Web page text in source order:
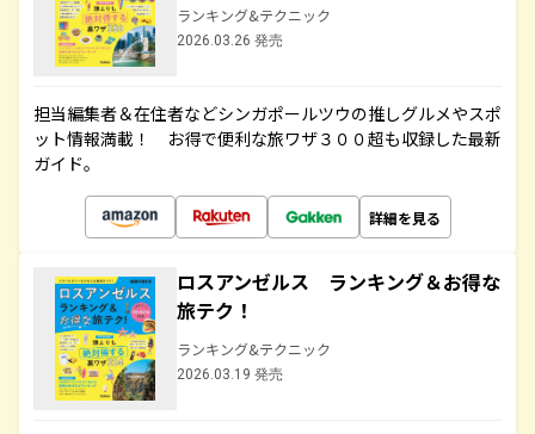
ランキング&テクニック
2026.03.26 発売
担当編集者＆在住者などシンガポールツウの推しグルメやスポ
ット情報満載！ お得で便利な旅ワザ３００超も収録した最新
ガイド。
詳細を見る
ロスアンゼルス ランキング＆お得な
旅テク！
ランキング&テクニック
2026.03.19 発売